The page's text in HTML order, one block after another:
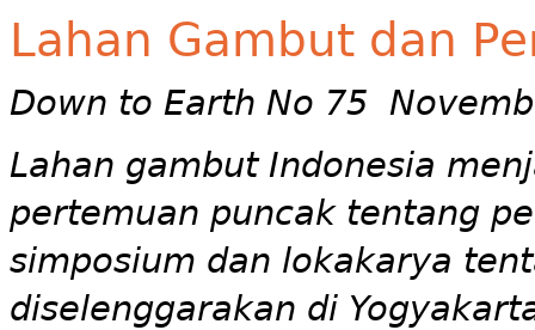
Lahan Gambut dan
Down to Earth No 75
Lahan gambut Indonesia
pertemuan puncak tentang
simposium dan lokakarya
diselenggarakan di